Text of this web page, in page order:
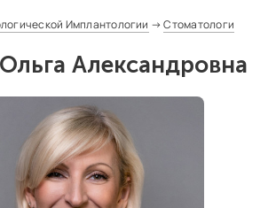
Имплантологии →Стоматологи
Александровна